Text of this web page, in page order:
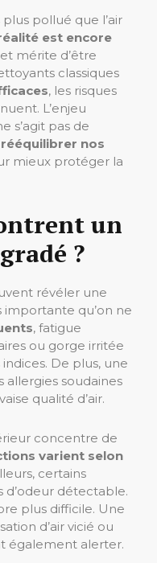
plus pollué que l’air
est encore
mérite d’être
classiques
, les risques
L’enjeu
s’agit pas de
rééquilibrer nos
mieux protéger la
un
?
révéler une
importante qu’on ne
, fatigue
ou gorge irritée
De plus, une
allergies soudaines
qualité d’air.
concentre de
varient selon
certains
d’odeur détectable.
plus difficile. Une
d’air vicié ou
également alerter.